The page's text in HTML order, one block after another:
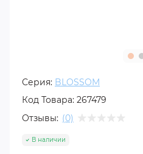
Серия: BLOSSOM
Код Товара: 267479
Отзывы: (0)
В наличии